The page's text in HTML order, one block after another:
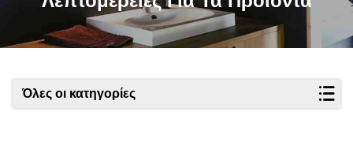
Όλες οι κατηγορίες